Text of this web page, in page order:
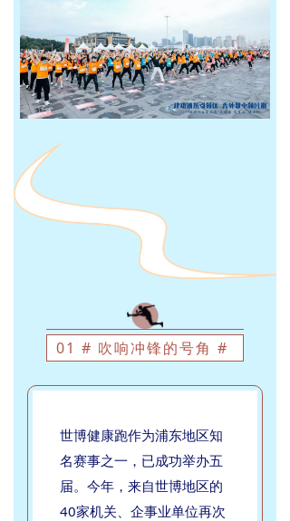
01 # 吹响冲锋的号角 #
世博健康跑作为浦东地区知
名赛事之一，已成功举办五
届。今年，来自世博地区的
40家机关、企事业单位再次